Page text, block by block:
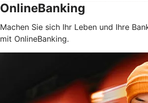
OnlineBanking
Machen Sie sich Ihr Leben und Ihre
mit OnlineBanking.